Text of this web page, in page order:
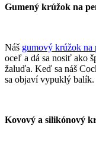
Gumený krúžok na
Náš gumový krúžok na
oceľ a dá sa nosiť ako
žaluďa. Keď sa náš
sa objaví vypuklý balík.
Kovový a silikónový